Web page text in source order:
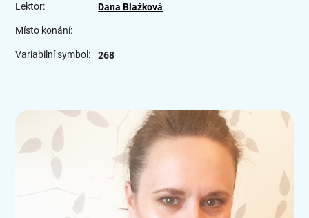
Lektor: Dana Blažková
Místo konání:
Variabilní symbol: 268